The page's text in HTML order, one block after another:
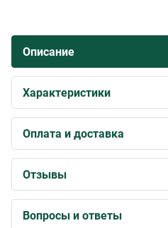
Описание
Характеристики
Оплата и доставка
Отзывы
Вопросы и ответы